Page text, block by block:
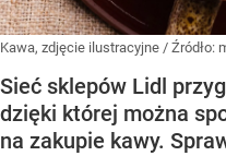
Kawa, zdjęcie ilustracyjne / Źródło:
Sieć sklepów Lidl
dzięki której można
na zakupie kawy.